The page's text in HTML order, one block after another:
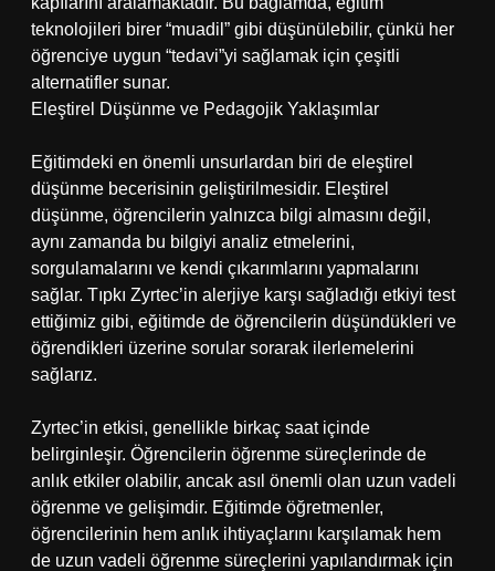
teknolojileri birer “muadil” gibi düşünülebilir, çünkü her
öğrenciye uygun “tedavi”yi sağlamak için çeşitli
alternatifler sunar.
Eleştirel Düşünme ve Pedagojik Yaklaşımlar
Eğitimdeki en önemli unsurlardan biri de eleştirel
düşünme becerisinin geliştirilmesidir. Eleştirel
düşünme, öğrencilerin yalnızca bilgi almasını değil,
aynı zamanda bu bilgiyi analiz etmelerini,
sorgulamalarını ve kendi çıkarımlarını yapmalarını
sağlar. Tıpkı Zyrtec’in alerjiye karşı sağladığı etkiyi test
ettiğimiz gibi, eğitimde de öğrencilerin düşündükleri ve
öğrendikleri üzerine sorular sorarak ilerlemelerini
sağlarız.
Zyrtec’in etkisi, genellikle birkaç saat içinde
belirginleşir. Öğrencilerin öğrenme süreçlerinde de
anlık etkiler olabilir, ancak asıl önemli olan uzun vadeli
öğrenme ve gelişimdir. Eğitimde öğretmenler,
öğrencilerinin hem anlık ihtiyaçlarını karşılamak hem
de uzun vadeli öğrenme süreçlerini yapılandırmak için